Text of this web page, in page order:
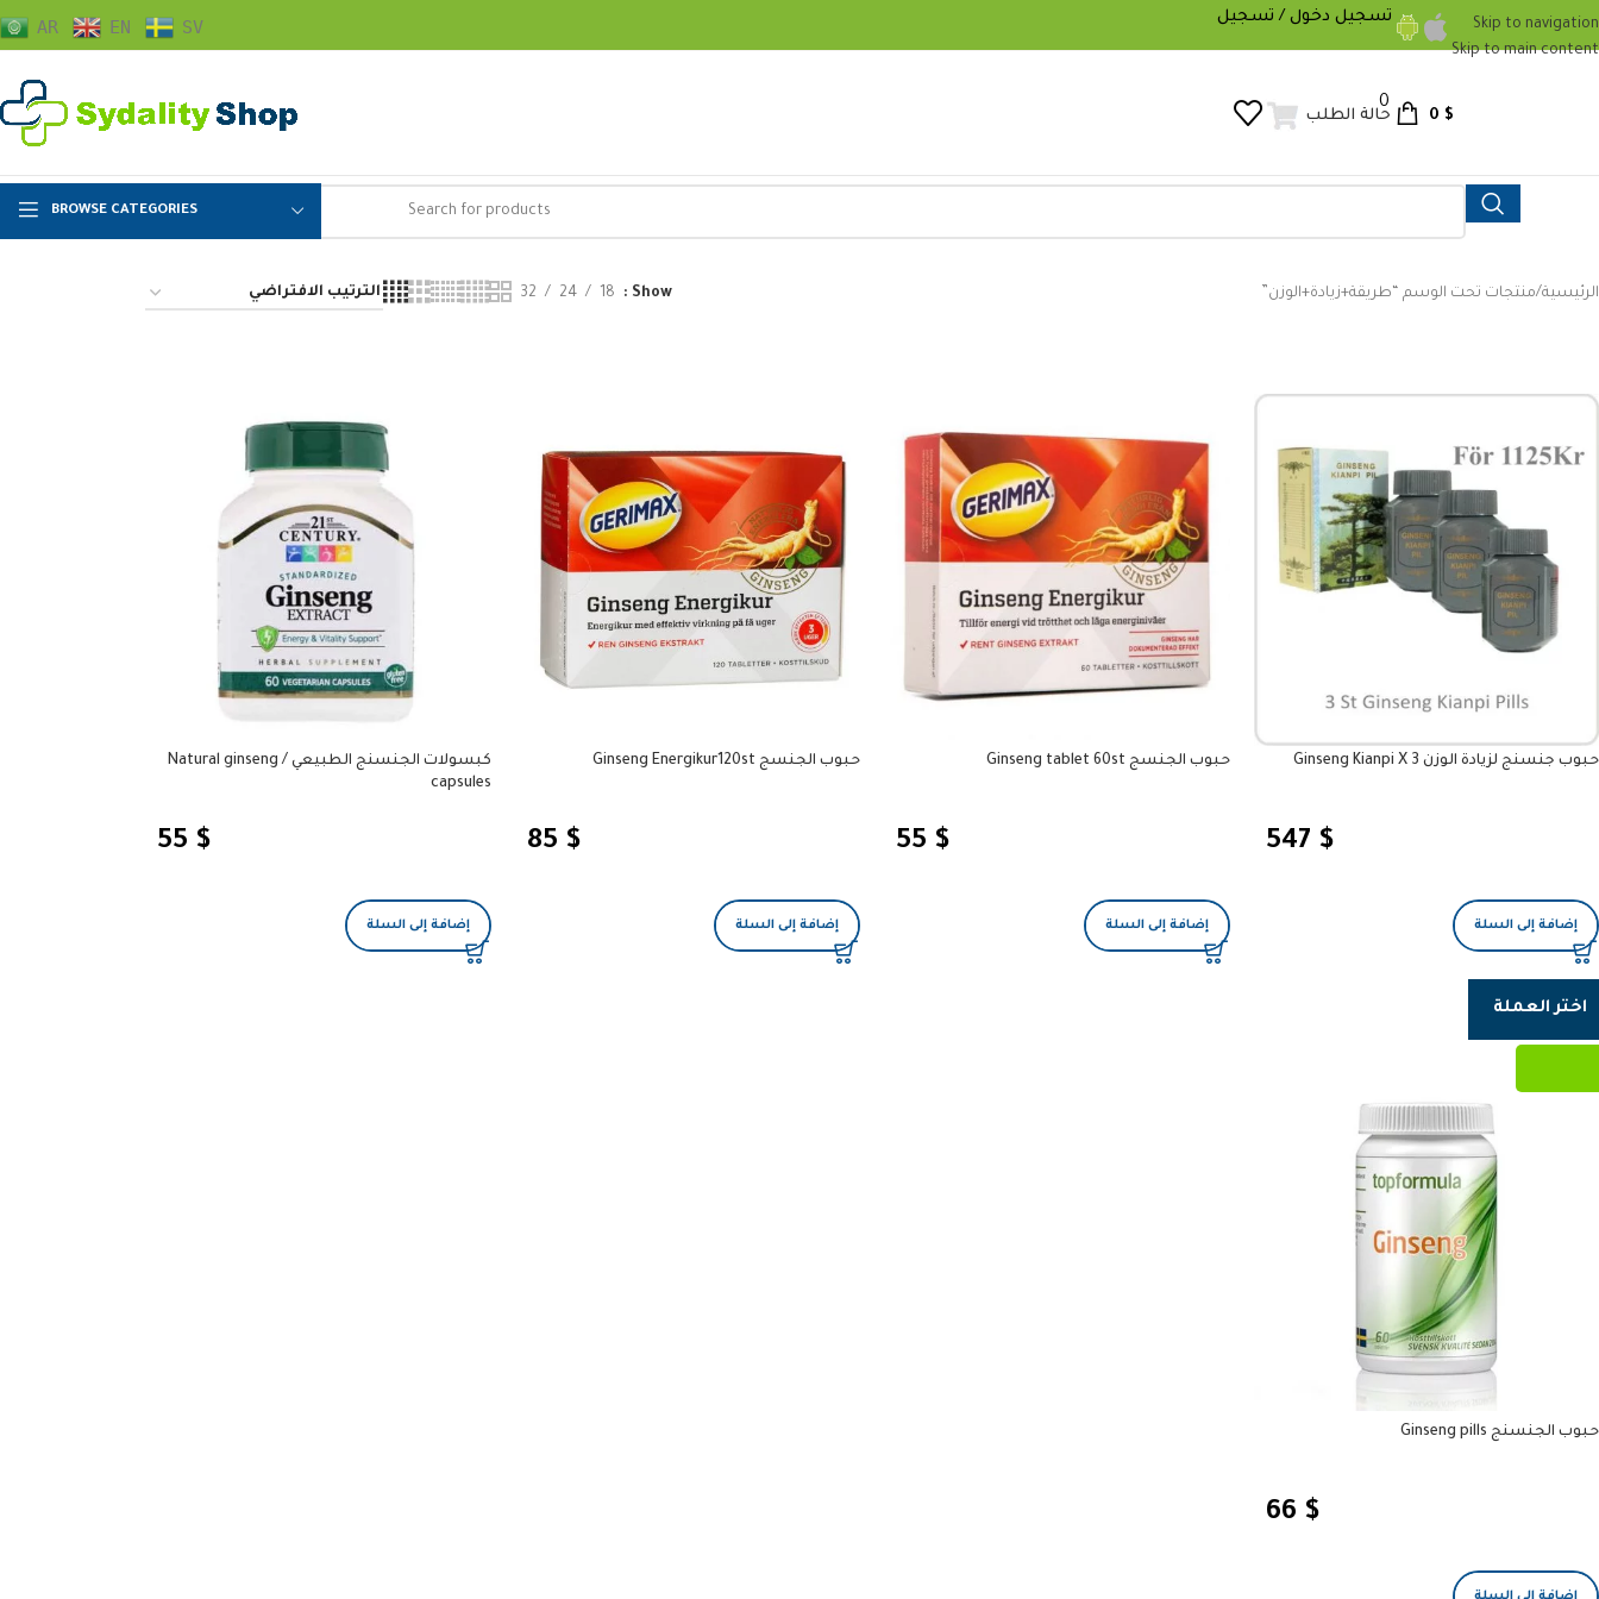
Skip to navigation
Skip to main content
AR EN SV تسجيل دخول / تسجيل
حالة الطلب
0
0 $
BROWSE CATEGORIES
الرئيسية منتجات تحت الوسم “طريقة+زيادة+الوزن” Show
18
24
32
حبوب جنسنج لزيادة الوزن Ginseng Kianpi X 3
547 $
إضافة إلى السلة
حبوب الجنسج Ginseng tablet 60st
55 $
إضافة إلى السلة
حبوب الجنسج Ginseng Energikur120st
85 $
إضافة إلى السلة
كبسولات الجنسنج الطبيعي / Natural ginseng
capsules
55 $
إضافة إلى السلة
حبوب الجنسنج Ginseng pills
66 $
اختر العملة